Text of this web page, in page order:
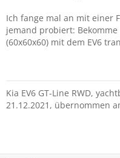
Ich fange mal an mit einer
jemand probiert:
(60x60x60) mit dem EV6
Kia EV6 GT-Line RWD,
21.12.2021, übernommen